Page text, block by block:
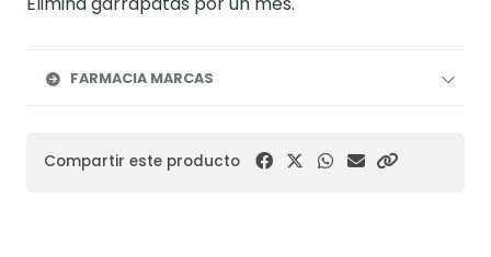
FARMACIA MARCAS
Compartir este producto